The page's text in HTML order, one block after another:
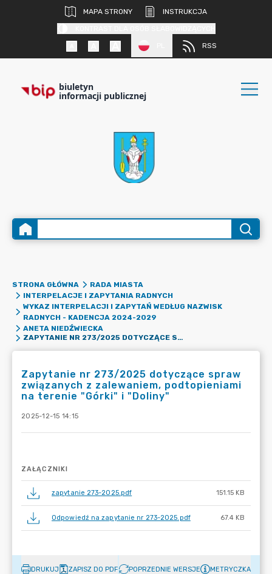
MAPA STRONY
INSTRUKCJA
RSS
biuletyn
informacji publicznej
STRONA GŁÓWNA
RADA MIASTA
INTERPELACJE I ZAPYTANIA RADNYCH
WYKAZ INTERPELACJI I ZAPYTAŃ WEDŁUG NAZWISK
RADNYCH - KADENCJA 2024-2029
ANETA NIEDŹWIECKA
ZAPYTANIE NR 273/2025 DOTYCZĄCE SPRAW ZWIĄZANYCH Z ZALEWANIEM, PODTOPIENIAMI NA TERENIE "GÓRKI" I "DOLINY"
Zapytanie nr 273/2025 dotyczące spraw
związanych z zalewaniem, podtopieniami
na terenie "Górki" i "Doliny"
2025-12-15 14:15
ZAŁĄCZNIKI
zapytanie 273-2025.pdf 151.15 KB
Odpowiedź na zapytanie nr 273-2025.pdf 67.4 KB
DRUKUJ ZAPISZ DO PDF POPRZEDNIE WERSJE METRYCZKA